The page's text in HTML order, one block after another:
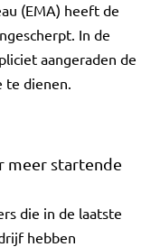
(EMA) heeft de
In de
aangeraden de
te dienen.
meer startende
die in de laatste
hebben